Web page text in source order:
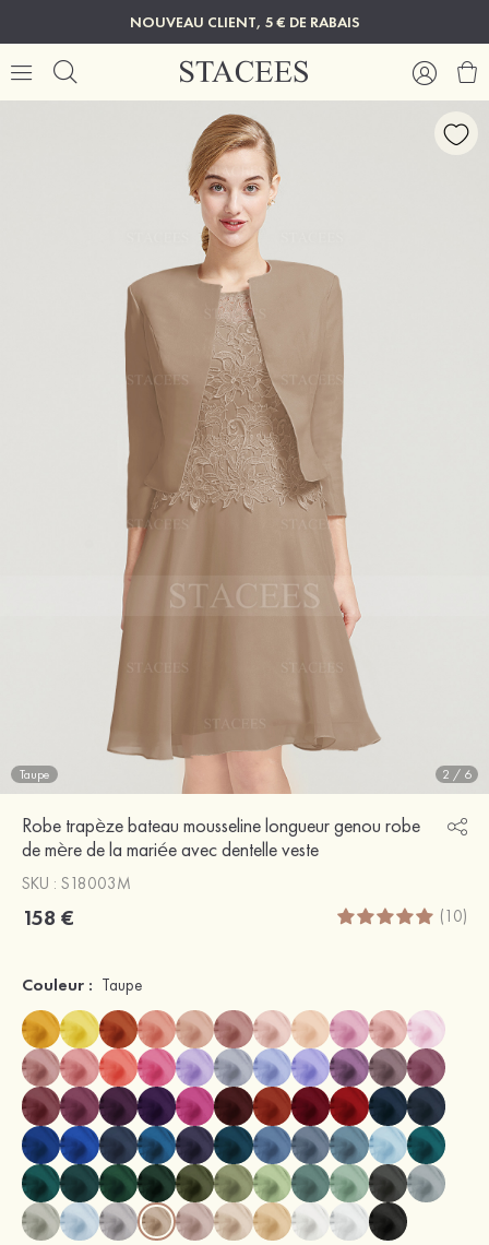
NOUVEAU CLIENT, 5 € DE RABAIS
Taupe 2 / 6
Robe trapèze bateau mousseline longueur genou robe
de mère de la mariée avec dentelle veste
SKU : S18003M
158 € (10)
Couleur : Taupe